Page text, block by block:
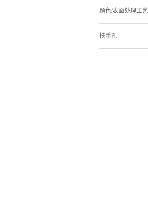
颜色/表面处理工艺
扶手孔